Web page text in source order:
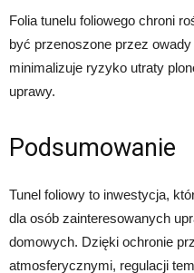
Folia tunelu foliowego chroni
być przenoszone przez
minimalizuje ryzyko utraty
uprawy.
Podsumowanie
Tunel foliowy to inwestycja,
dla osób zainteresowanych
domowych. Dzięki ochronie
atmosferycznymi, regulacji